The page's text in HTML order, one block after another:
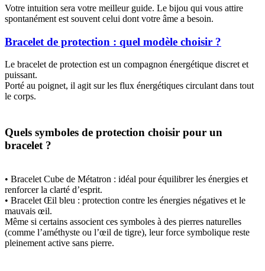
Votre intuition sera votre meilleur guide. Le bijou qui vous attire
spontanément est souvent celui dont votre âme a besoin.
Bracelet de protection : quel modèle choisir ?
Le bracelet de protection est un compagnon énergétique discret et
puissant.
Porté au poignet, il agit sur les flux énergétiques circulant dans tout
le corps.
Quels symboles de protection choisir pour un
bracelet ?
• Bracelet Cube de Métatron : idéal pour équilibrer les énergies et
renforcer la clarté d’esprit.
• Bracelet Œil bleu : protection contre les énergies négatives et le
mauvais œil.
Même si certains associent ces symboles à des pierres naturelles
(comme l’améthyste ou l’œil de tigre), leur force symbolique reste
pleinement active sans pierre.